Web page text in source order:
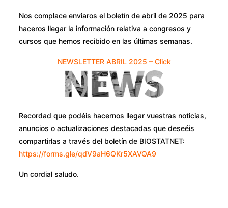
Nos complace enviaros el boletín de abril de 2025 para
haceros llegar la información relativa a congresos y
cursos que hemos recibido en las últimas semanas.
NEWSLETTER ABRIL 2025 – Click
Recordad que podéis hacernos llegar vuestras noticias,
anuncios o actualizaciones destacadas que deseéis
compartirlas a través del boletín de BIOSTATNET:
https://forms.gle/qdV9aH6QKr5XAVQA9
Un cordial saludo.